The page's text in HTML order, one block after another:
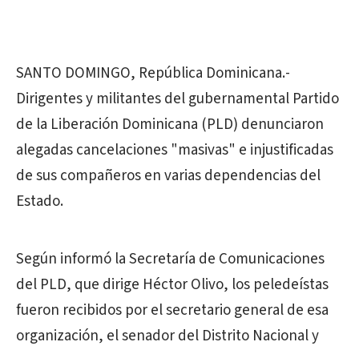
SANTO DOMINGO, República Dominicana.-
Dirigentes y militantes del gubernamental Partido
de la Liberación Dominicana (PLD) denunciaron
alegadas cancelaciones "masivas" e injustificadas
de sus compañeros en varias dependencias del
Estado.
Según informó la Secretaría de Comunicaciones
del PLD, que dirige Héctor Olivo, los peledeístas
fueron recibidos por el secretario general de esa
organización, el senador del Distrito Nacional y